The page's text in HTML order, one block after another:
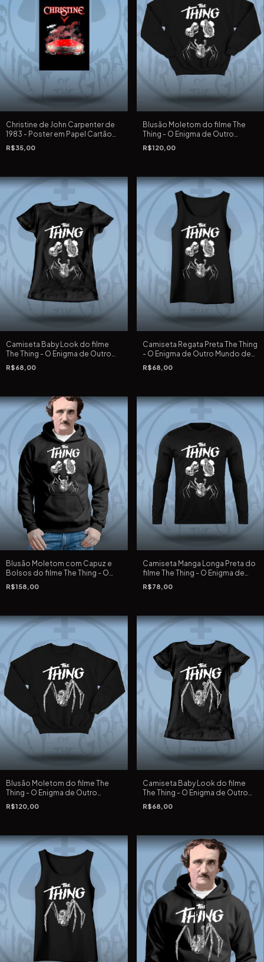
Christine de John Carpenter de
1983 - Poster em Papel Cartão
preto, 220 G, 33X48 cm em silk
screen
R$35,00
Blusão Moletom do filme The
Thing - O Enigma de Outro
Mundo de John Carpenter
R$120,00
Camiseta Baby Look do filme
The Thing - O Enigma de Outro
Mundo de John Carpenter
R$68,00
Camiseta Regata Preta The Thing
- O Enigma de Outro Mundo de
John Carpenter
R$68,00
Blusão Moletom com Capuz e
Bolsos do filme The Thing - O
Enigma de Outro Mundo de John
Carpenter
R$158,00
Camiseta Manga Longa Preta do
filme The Thing - O Enigma de
Outro Mundo de John Carpenter
R$78,00
Blusão Moletom do filme The
Thing - O Enigma de Outro
Mundo de John Carpenter
R$120,00
Camiseta Baby Look do filme
The Thing - O Enigma de Outro
Mundo de John Carpenter
R$68,00